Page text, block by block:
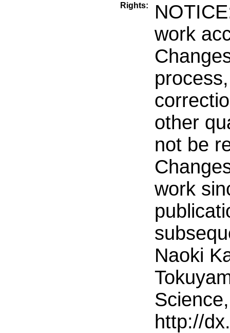
Rights:
work
other
not be
work
Naoki
http://